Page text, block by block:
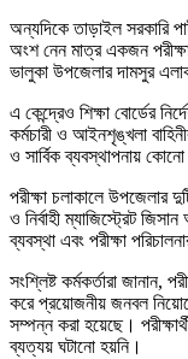
অন্যদিকে তাড়াইল সরকারি
অংশ নেন মাত্র একজন
ভালুকা উপজেলার দামসুর
এ কেন্দ্রেও শিক্ষা বোর্ডের
কর্মচারী ও আইনশৃঙ্খলা
ও সার্বিক ব্যবস্থাপনায় কোনো
পরীক্ষা চলাকালে উপজেলার
ও নির্বাহী ম্যাজিস্ট্রেট
ব্যবস্থা এবং পরীক্ষা
সংশ্লিষ্ট কর্মকর্তারা জানান,
করে প্রয়োজনীয় জনবল
সম্পন্ন করা হয়েছে।
ব্যত্যয় ঘটানো হয়নি।